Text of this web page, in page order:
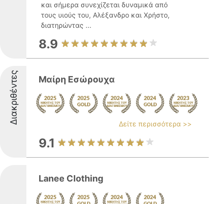
και σήμερα συνεχίζεται δυναμικά από
τους υιούς του, Αλέξανδρο και Χρήστο,
διατηρώντας ...
8.9
Διακριθέντες Μαίρη Εσώρουχα
Δείτε περισσότερα >>
9.1
Lanee Clothing